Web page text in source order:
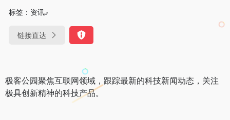
标签： 资讯
链接直达
极客公园聚焦互联网领域，跟踪最新的科技新闻动态，关注
极具创新精神的科技产品。